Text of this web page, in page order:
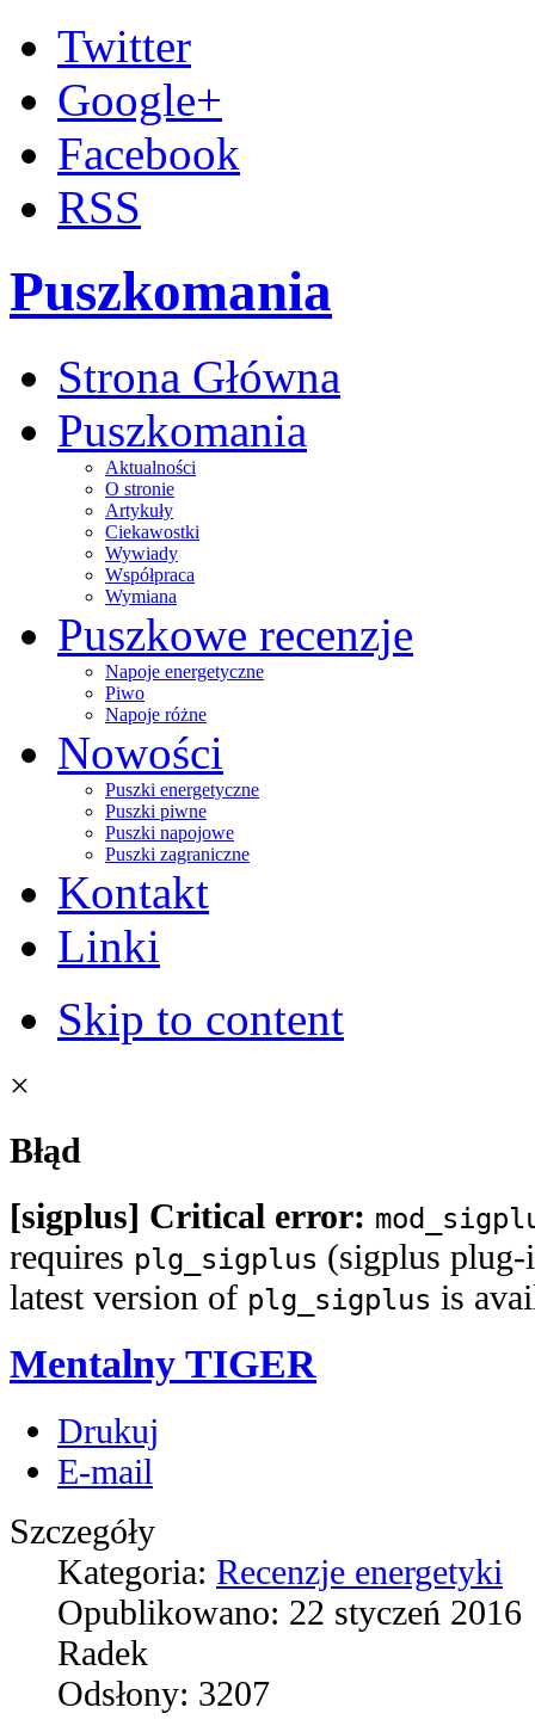
Twitter
Google+
Facebook
RSS
Puszkomania
Strona Główna
Puszkomania
Aktualności
O stronie
Artykuły
Ciekawostki
Wywiady
Współpraca
Wymiana
Puszkowe recenzje
Napoje energetyczne
Piwo
Napoje różne
Nowości
Puszki energetyczne
Puszki piwne
Puszki napojowe
Puszki zagraniczne
Kontakt
Linki
Skip to content
×
Błąd
[sigplus] Critical error:
requires plg_sigplus (sigplus
latest version of plg_sigplus is
Mentalny TIGER
Drukuj
E-mail
Szczegóły
Kategoria: Recenzje energetyki
Opublikowano: 22 styczeń 2016
Radek
Odsłony: 3207